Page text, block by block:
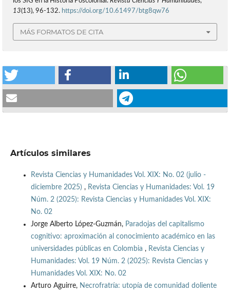
13(13), 96-132. https://doi.org/10.61497/btg8qw76
MÁS FORMATOS DE CITA
Artículos similares
Revista Ciencias y Humanidades Vol. XIX: No. 02 (julio -
diciembre 2025) , Revista Ciencias y Humanidades: Vol. 19
Núm. 2 (2025): Revista Ciencias y Humanidades Vol. XIX:
No. 02
Jorge Alberto López-Guzmán, Paradojas del capitalismo
cognitivo: aproximación al conocimiento académico en las
universidades públicas en Colombia , Revista Ciencias y
Humanidades: Vol. 19 Núm. 2 (2025): Revista Ciencias y
Humanidades Vol. XIX: No. 02
Arturo Aguirre, Necrofratría: utopía de comunidad doliente